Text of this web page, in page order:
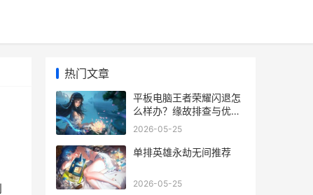
热门文章
平板电脑王者荣耀闪退怎
么样办？缘故排查与优化
技巧详解
2026-05-25
单排英雄永劫无间推荐
2026-05-25